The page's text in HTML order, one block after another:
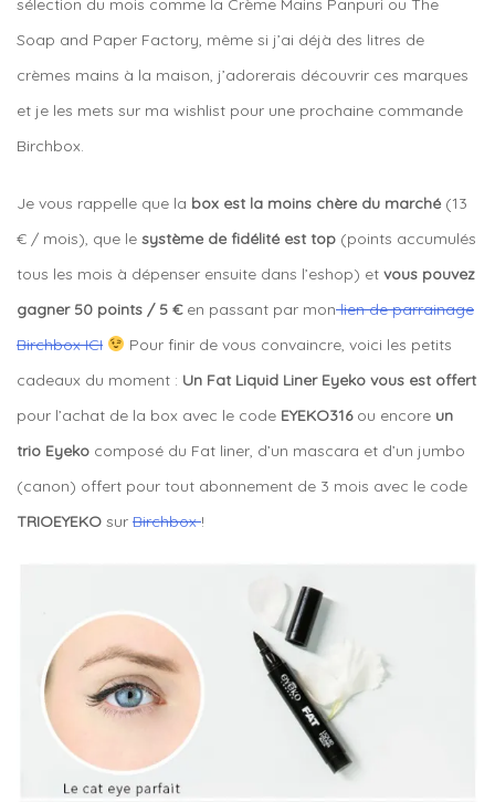
sélection du mois comme la Crème Mains Panpuri ou The
Soap and Paper Factory, même si j’ai déjà des litres de
crèmes mains à la maison, j’adorerais découvrir ces marques
et je les mets sur ma wishlist pour une prochaine commande
Birchbox.
Je vous rappelle que la box est la moins chère du marché (13
€ / mois), que le système de fidélité est top (points accumulés
tous les mois à dépenser ensuite dans l’eshop) et vous pouvez
gagner 50 points / 5 €en passant par monlien de parrainage
Birchbox ICI
Pour finir de vous convaincre, voici les petits
cadeaux du moment : Un Fat Liquid Liner Eyeko vous est offert
pour l’achat de la box avec le code EYEKO316ou encore un
trio Eyeko composé du Fat liner, d’un mascara et d’un jumbo
(canon) offert pour tout abonnement de 3 mois avec le code
TRIOEYEKO sur Birchbox!